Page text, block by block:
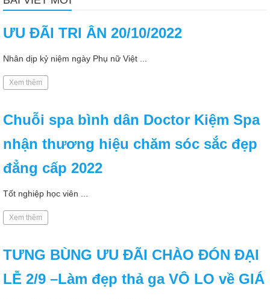
ƯU ĐÃI TRI ÂN 20/10/2022
Nhân dịp kỷ niệm ngày Phụ nữ Việt ...
Xem thêm
Chuỗi spa bình dân Doctor Kiệm Spa
nhận thương hiệu chăm sóc sắc đẹp
đẳng cấp 2022
Tốt nghiệp học viên ...
Xem thêm
TƯNG BÙNG ƯU ĐÃI CHÀO ĐÓN ĐẠI
LỄ 2/9 –Làm đẹp thả ga VÔ LO về GIÁ